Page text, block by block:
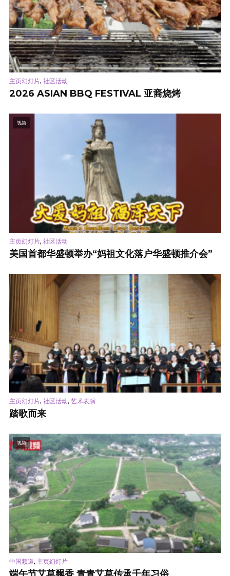
主页幻灯片, 社区活动
2026 ASIAN BBQ FESTIVAL 亚裔烧烤
视频
主页幻灯片, 社区活动
美国首都华盛顿举办“妈祖文化落户华盛顿推介会”
主页幻灯片, 社区活动, 艺术表演
踏歌而来
视频
中国频道, 主页幻灯片